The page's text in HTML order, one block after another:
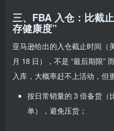
三、FBA 入仓：比截
存健康度”
亚马逊给出的入仓截止时间（
月 18 日），不是 “最后期限”
入库，大概率赶不上活动，但
按日常销量的 3 倍备货（
单），避免压货；